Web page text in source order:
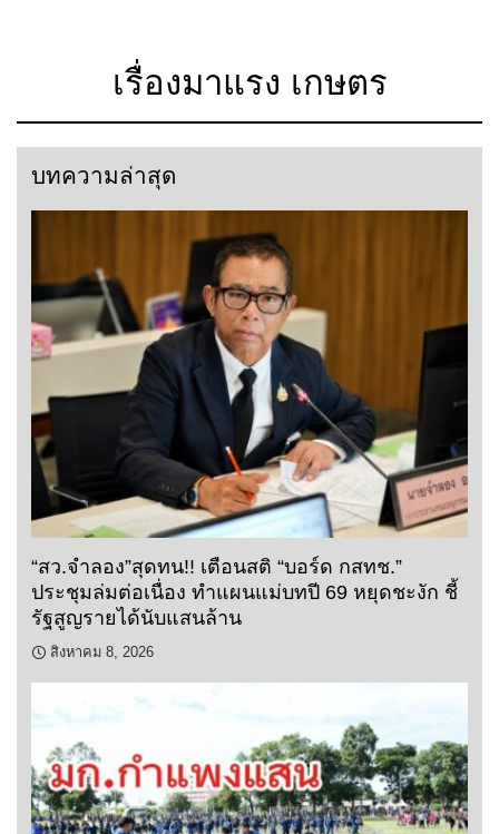
เรื่องมาแรง เกษตร
บทความล่าสุด
“สว.จำลอง”สุดทน!! เตือนสติ “บอร์ด กสทช.”
ประชุมล่มต่อเนื่อง ทำแผนแม่บทปี 69 หยุดชะงัก ชี้
รัฐสูญรายได้นับแสนล้าน
สิงหาคม 8, 2026